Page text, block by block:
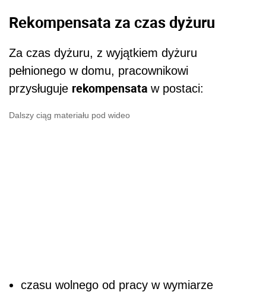
Rekompensata za czas dyżuru
Za czas dyżuru, z wyjątkiem dyżuru
pełnionego w domu, pracownikowi
przysługuje rekompensata w postaci:
Dalszy ciąg materiału pod wideo
czasu wolnego od pracy w wymiarze